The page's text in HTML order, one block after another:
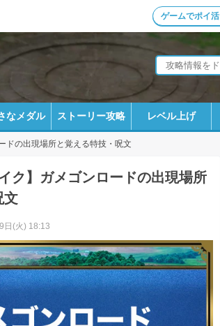
ゲームでポイ活
なメダル ストーリー攻略 レベル上げ
ドの出現場所と覚える特技・呪文
ク】ガメゴンロードの出現場所
文
日(火) 18:13